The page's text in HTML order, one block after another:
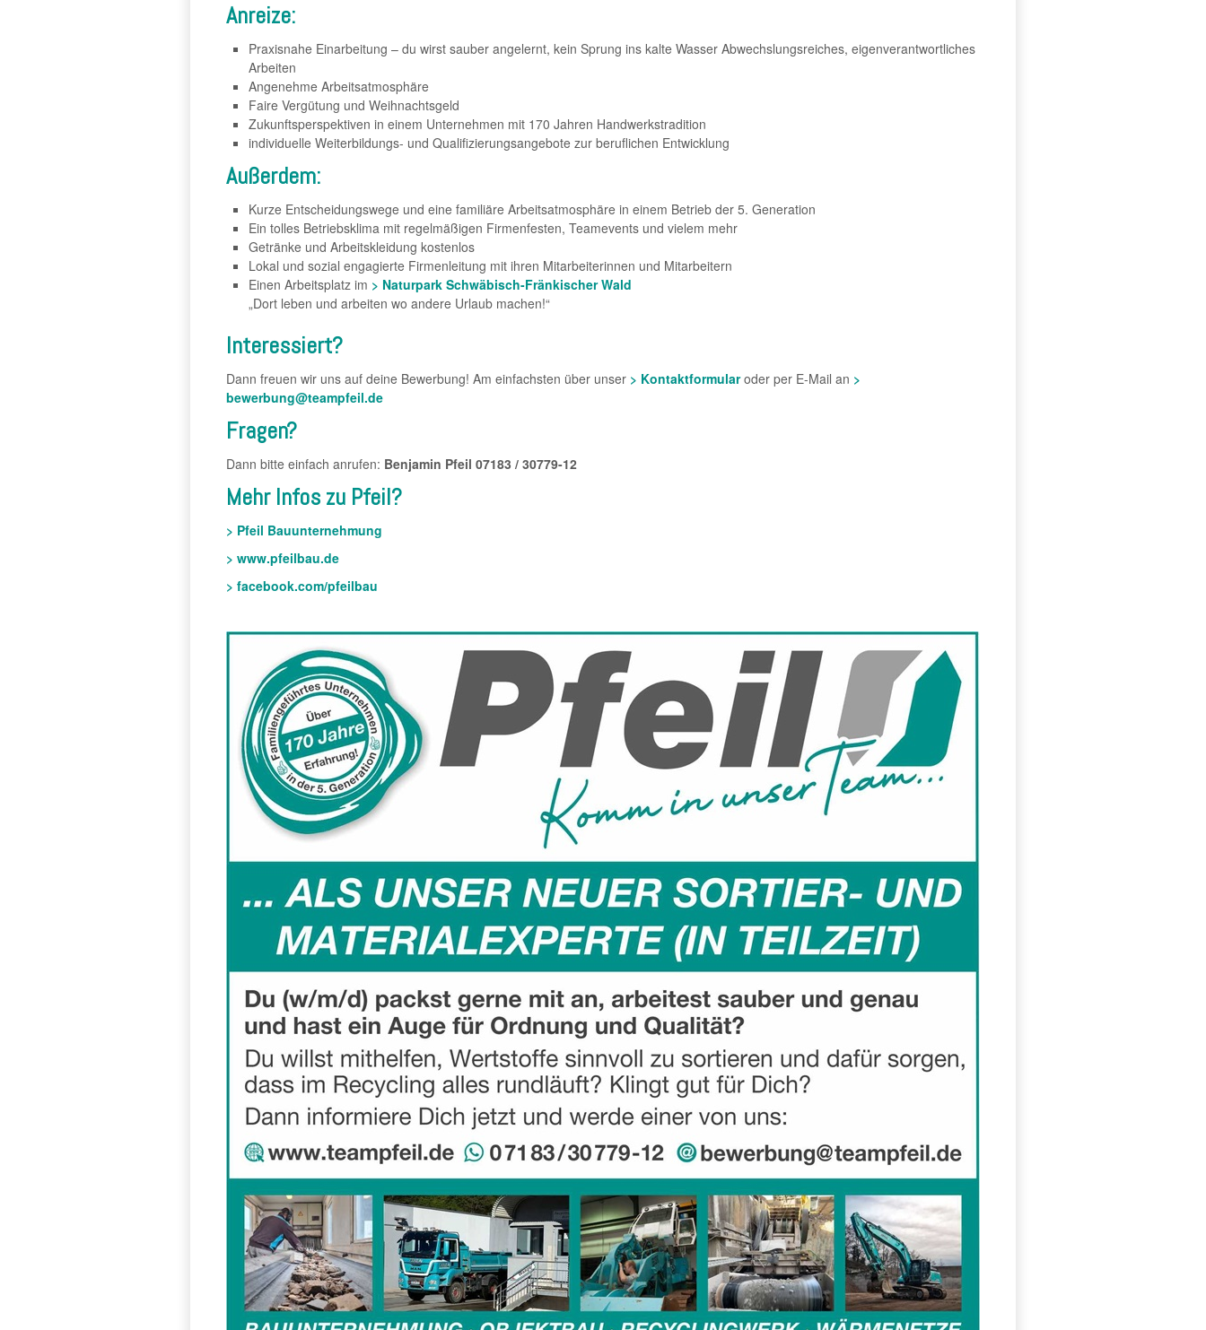
Anreize:
Praxisnahe Einarbeitung – du wirst sauber angelernt, kein Sprung ins kalte Wasser Abwechslungsreiches, eigenverantwortliches
Arbeiten
Angenehme Arbeitsatmosphäre
Faire Vergütung und Weihnachtsgeld
Zukunftsperspektiven in einem Unternehmen mit 170 Jahren Handwerkstradition
individuelle Weiterbildungs- und Qualifizierungsangebote zur beruflichen Entwicklung
Außerdem:
Kurze Entscheidungswege und eine familiäre Arbeitsatmosphäre in einem Betrieb der 5. Generation
Ein tolles Betriebsklima mit regelmäßigen Firmenfesten, Teamevents und vielem mehr
Getränke und Arbeitskleidung kostenlos
Lokal und sozial engagierte Firmenleitung mit ihren Mitarbeiterinnen und Mitarbeitern
Einen Arbeitsplatz im > Naturpark Schwäbisch-Fränkischer Wald
„Dort leben und arbeiten wo andere Urlaub machen!“
Interessiert?
Dann freuen wir uns auf deine Bewerbung! Am einfachsten über unser > Kontaktformularoder per E-Mail an >
bewerbung@teampfeil.de
Fragen?
Dann bitte einfach anrufen: Benjamin Pfeil 07183 / 30779-12
Mehr Infos zu Pfeil?
> Pfeil Bauunternehmung
> www.pfeilbau.de
> facebook.com/pfeilbau